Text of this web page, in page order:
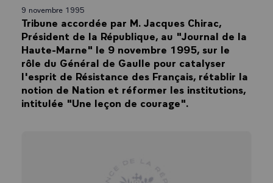
9 novembre 1995
Tribune accordée par M. Jacques Chirac,
Président de la République, au "Journal de la
Haute-Marne" le 9 novembre 1995, sur le
rôle du Général de Gaulle pour catalyser
l'esprit de Résistance des Français, rétablir la
notion de Nation et réformer les institutions,
intitulée "Une leçon de courage".